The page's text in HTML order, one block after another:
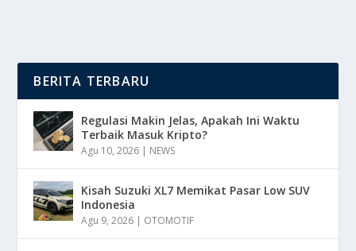
BERITA TERBARU
Regulasi Makin Jelas, Apakah Ini Waktu
Terbaik Masuk Kripto?
Agu 10, 2026 | NEWS
Kisah Suzuki XL7 Memikat Pasar Low SUV
Indonesia
Agu 9, 2026 | OTOMOTIF